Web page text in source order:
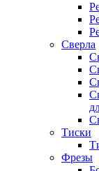
Сверла
Тиски
Фрезы